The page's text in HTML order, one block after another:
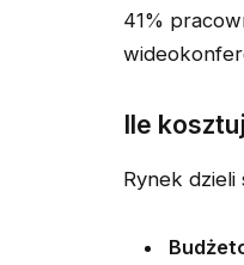
41%
Ile
Rynek